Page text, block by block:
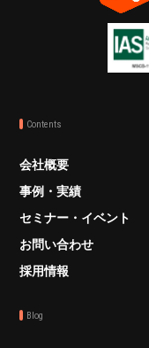
Contents
会社概要
事例・実績
セミナー・イベント
お問い合わせ
採用情報
Blog